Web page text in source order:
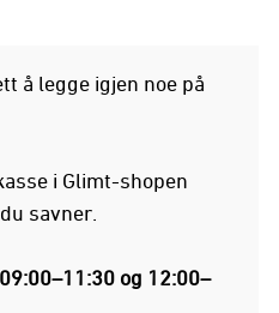
å legge igjen noe på
i Glimt-shopen
savner.
og 12:00–